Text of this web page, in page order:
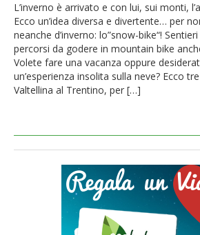
L’inverno è arrivato e con lui, sui monti,
Ecco un’idea diversa e divertente… per
neanche d’inverno: lo”snow-bike“!
percorsi da godere in mountain bike
Volete fare una vacanza oppure
un’esperienza insolita sulla neve? Ecco
Valtellina al Trentino, per […]